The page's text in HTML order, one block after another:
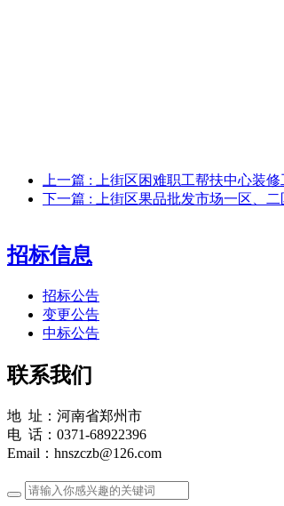
上一篇 : 上街区困难职工帮扶中心装
下一篇 : 上街区果品批发市场一区、
招标信息
招标公告
变更公告
中标公告
联系我们
地 址：河南省郑州市
电 话：0371-68922396
Email：hnszczb@126.com